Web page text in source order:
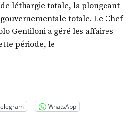
léthargie totale, la plongeant
totale. Le Chef
Gentiloni a géré les affaires
période, le
WhatsApp